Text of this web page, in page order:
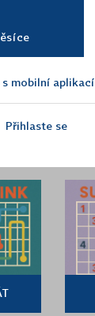
s mobilní aplikací
Přihlaste se